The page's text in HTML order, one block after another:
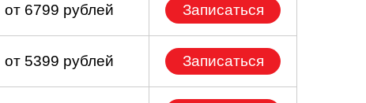
от 6799 рублей Записаться
от 5399 рублей Записаться